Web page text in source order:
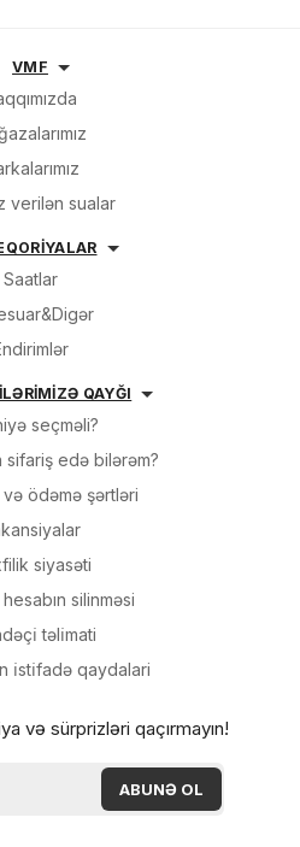
VMF
verilən sualar
Saatlar
QAYĞI
seçməli?
edə bilərəm?
və ödəmə şərtləri
siyasəti
silinməsi
təli̇mati
i̇sti̇fadə qaydalari
və sürprizləri qaçırmayın!